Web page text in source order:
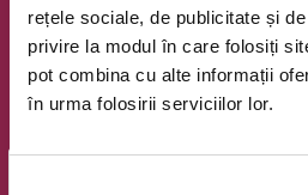
rețele sociale, de publicitate și
privire la modul în care folosiți
pot combina cu alte informații
în urma folosirii serviciilor lor.
Newsletter
Oferte exclusive si o editie
evenimente.